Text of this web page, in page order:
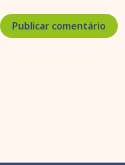
Publicar comentário